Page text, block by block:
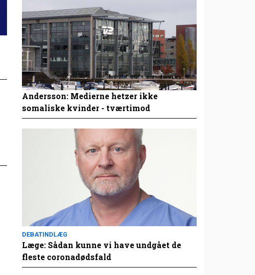
Andersson: Medierne hetzer ikke
somaliske kvinder - tværtimod
DEBATINDLÆG
Læge: Sådan kunne vi have undgået de
fleste coronadødsfald